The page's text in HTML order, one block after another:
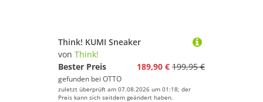
Think! KUMI Sneaker
von Think!
Bester Preis
189,90 € 199,95 €
gefunden bei OTTO
zuletzt überprüft am 07.08.2026 um 01:18; der
Preis kann sich seitdem geändert haben.